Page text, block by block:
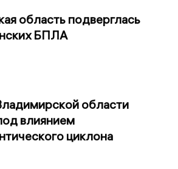
область подверглась
БПЛА
области
влиянием
циклона